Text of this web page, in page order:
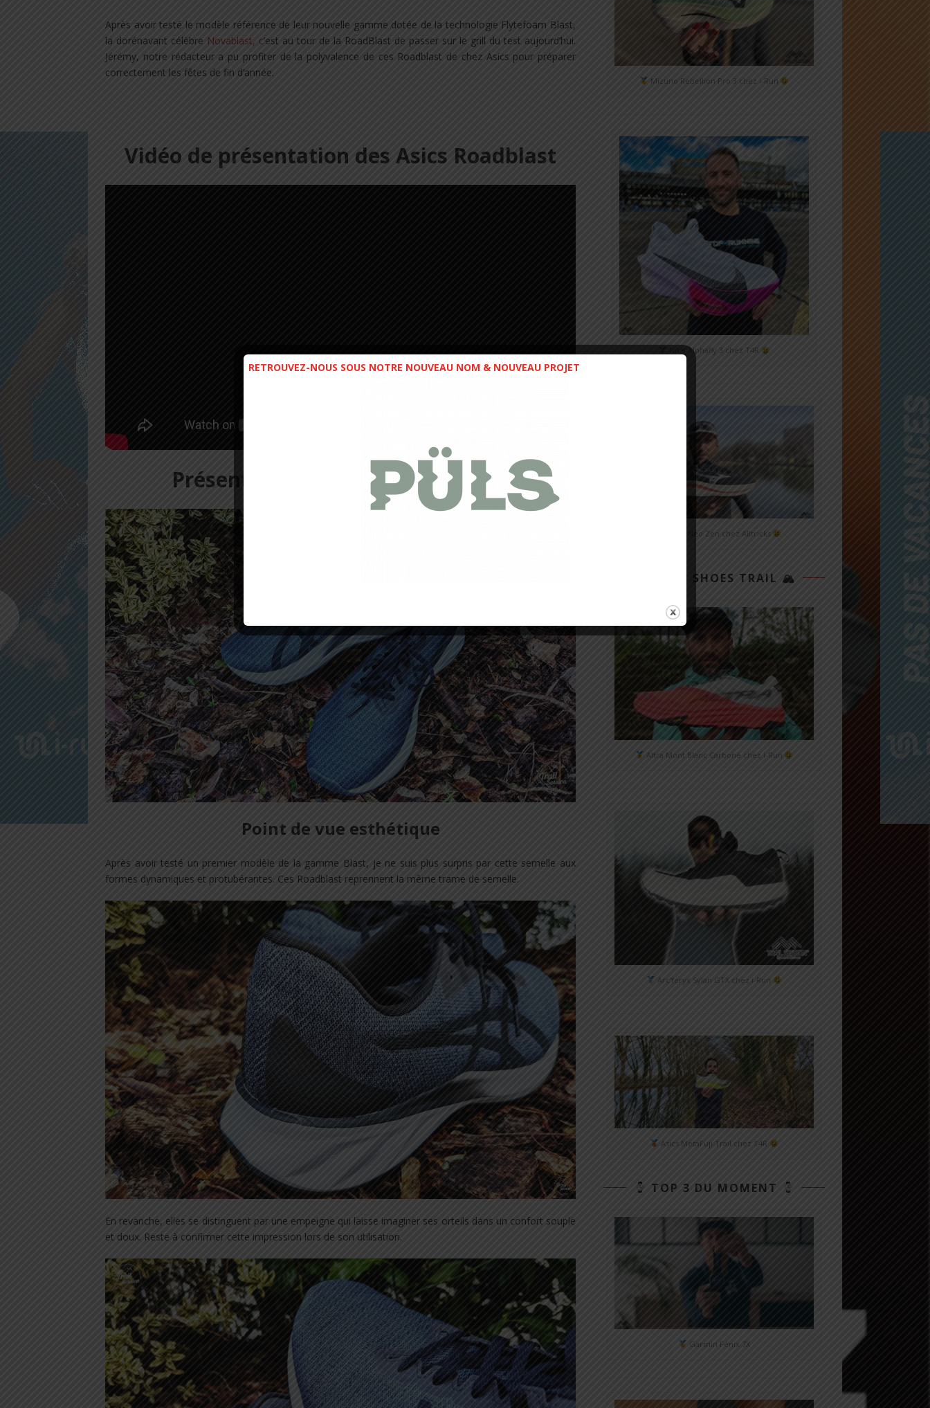
Après avoir testé le modèle référence de leur nouvelle gamme dotée de la technologie Flytefoam Blast,
la dorénavant célèbre Novablast, c’est au tour de la RoadBlast de passer sur le grill du test aujourd’hui.
Jérémy, notre rédacteur a pu profiter de la polyvalence de ces Roadblast de chez Asics pour préparer
correctement les fêtes de fin d’année.
Vidéo de présentation des Asics Roadblast
Présentation des Asics Roadblast
Point de vue esthétique
Après avoir testé un premier modèle de la gamme Blast, je ne suis plus surpris par cette semelle aux
formes dynamiques et protubérantes. Ces Roadblast reprennent la même trame de semelle.
En revanche, elles se distinguent par une empeigne qui laisse imaginer ses orteils dans un confort souple
et doux. Reste à confirmer cette impression lors de son utilisation.
Mizuno Rebellion Pro 3 chez i-Run
Nike Alphafly 3 chez T4R
Mizuno Neo Zen chez Alltricks
TOP 3 SHOES TRAIL 🏔
Altra Mont Blanc Carbone chez i-Run
Arc'teryx Sylan GTX chez i-Run
Asics MetaFuji Trail chez T4R
TOP 3 DU MOMENT
Garmin Fénix 7X
RETROUVEZ-NOUS SOUS NOTRE NOUVEAU NOM & NOUVEAU PROJET